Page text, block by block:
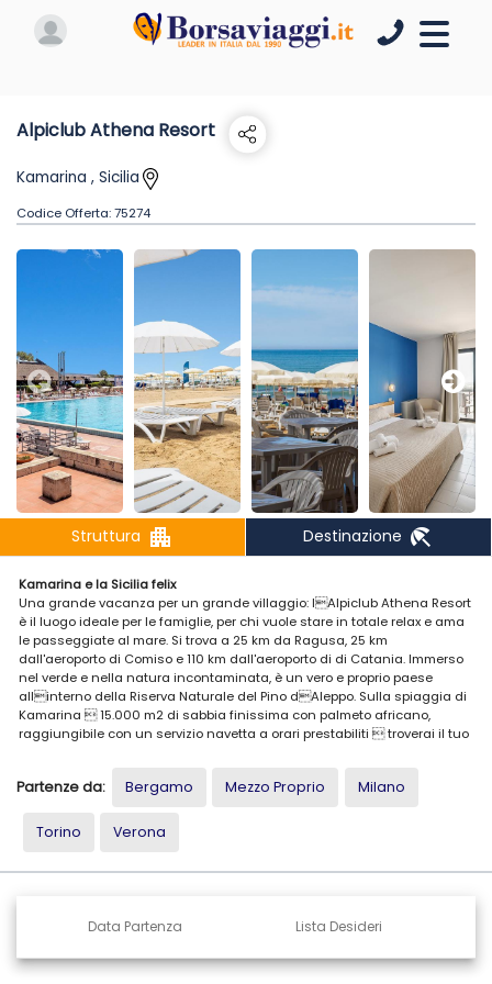
Alpiclub Athena Resort
Kamarina , Sicilia
Codice Offerta:75274
Struttura apartment Destinazione beach_access
Kamarina e la Sicilia felix
Una grande vacanza per un grande villaggio: lAlpiclub Athena Resort
è il luogo ideale per le famiglie, per chi vuole stare in totale relax e ama
le passeggiate al mare. Si trova a 25 km da Ragusa, 25 km
dall'aeroporto di Comiso e 110 km dall'aeroporto di di Catania. Immerso
nel verde e nella natura incontaminata, è un vero e proprio paese
allinterno della Riserva Naturale del Pino dAleppo. Sulla spiaggia di
Kamarina  15.000 m2 di sabbia finissima con palmeto africano,
raggiungibile con un servizio navetta a orari prestabiliti  troverai il tuo
POSIZIONE E STRUTTURA
dall'aeroporto di Catania. Il Resort, immerso nel verde e nella natura
15.000 m2 di spiaggia privata con sabbia finissima e palmeto africano,
prestabiliti. Inclusi in area riservata 1 ombrellone e 2 lettini a camera, 2
teli mare per camera con cauzione di ¬ 20 cadauno allarrivo e che
Partenze da: Bergamo Mezzo Proprio Milano
Torino Verona
Data Partenza Lista Desideri